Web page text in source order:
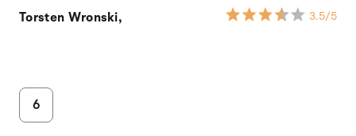
Torsten Wronski, 3.5/5
6